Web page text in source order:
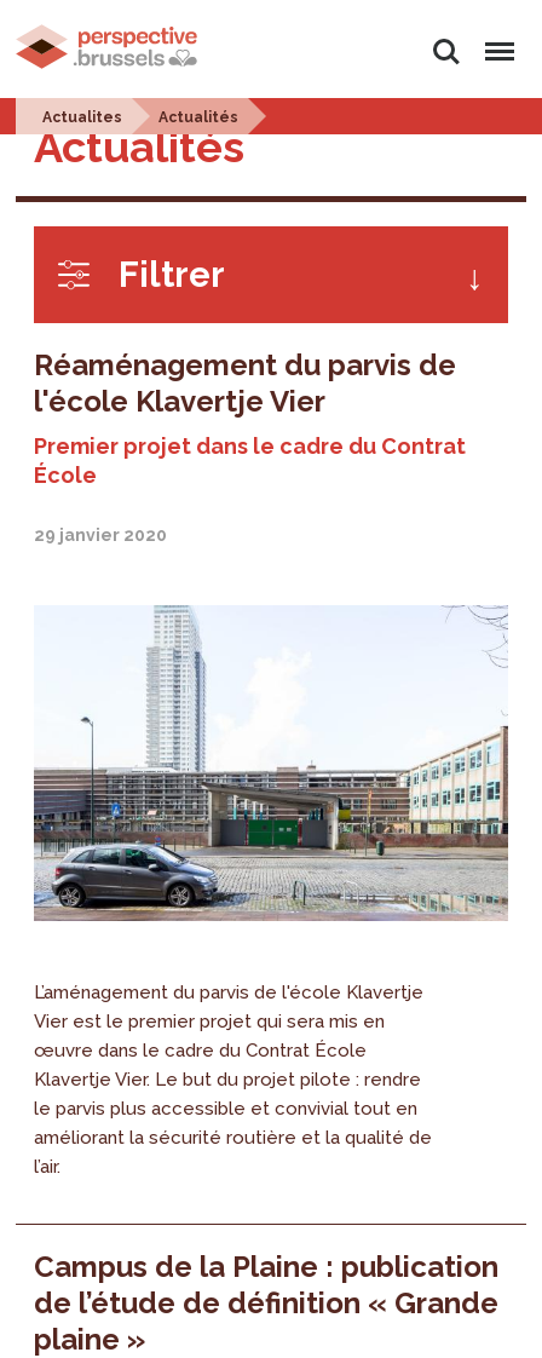
Rechercher
Menu
Actualites Actualités
Actualités
Filtrer
Réaménagement du parvis de
l'école Klavertje Vier
Premier projet dans le cadre du Contrat
École
29 janvier 2020
L’aménagement du parvis de l'école Klavertje
Vier est le premier projet qui sera mis en
œuvre dans le cadre du Contrat École
Klavertje Vier. Le but du projet pilote : rendre
le parvis plus accessible et convivial tout en
améliorant la sécurité routière et la qualité de
l’air.
Campus de la Plaine : publication
de l’étude de définition « Grande
plaine »